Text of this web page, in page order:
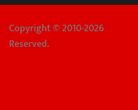
Copyright © 2010-2026
Reserved.